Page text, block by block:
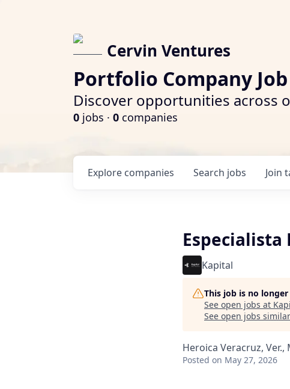
Cervin Ventures
Portfolio Company
Discover opportunities across
0 jobs · 0 companies
Search jobs
Explore companies Join
Especialista
Kapital
This job is no
See open jobs at
See open jobs
Heroica Veracruz, Ver.,
Posted on May 27, 2026